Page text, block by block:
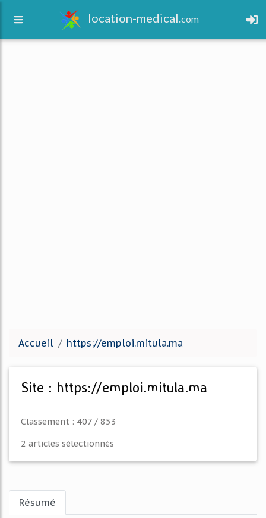
location-medical.com
Accueil https://emploi.mitula.ma
Site : https://emploi.mitula.ma
Classement : 407 / 853
2 articles sélectionnés
Résumé